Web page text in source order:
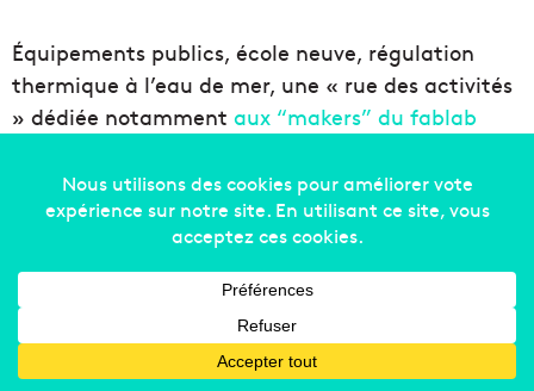
Équipements publics, école neuve, régulation
thermique à l’eau de mer, une « rue des activités
» dédiée notamment aux “makers” du fablab
axé sur la mixité sociale et d’usages.
Les premiers logements ont été livrés en 2023,
comme le nouveau parking en silo de 422 places.
Euromed qui doit finir les espaces publics en
2024, indique qu’un seul immeuble reste à
finaliser dans le quartier. L’école flambant neuve